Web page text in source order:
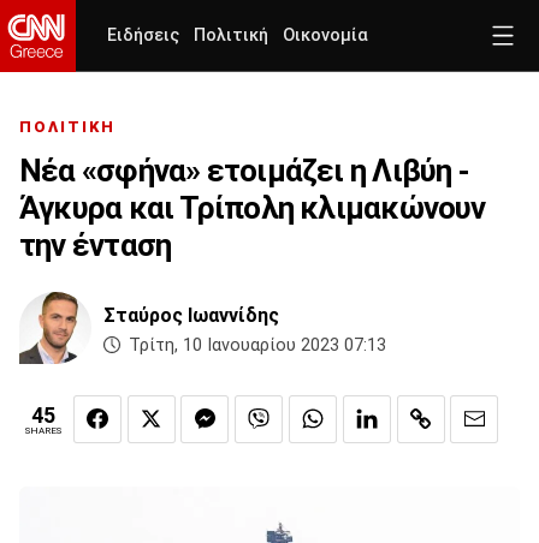
Ειδήσεις Πολιτική Οικονομία
ΠΟΛΙΤΙΚΗ
Νέα «σφήνα» ετοιμάζει η Λιβύη -
Άγκυρα και Τρίπολη κλιμακώνουν
την ένταση
Σταύρος Ιωαννίδης
Τρίτη, 10 Ιανουαρίου 2023 07:13
45
SHARES